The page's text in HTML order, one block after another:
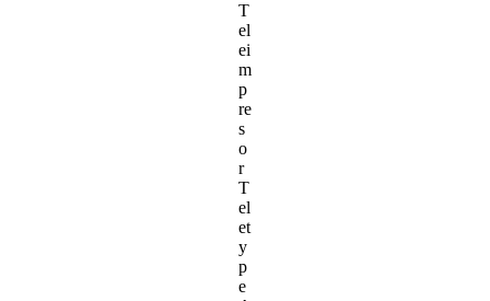
T
el
ei
m
p
re
s
o
r
T
el
et
y
p
e